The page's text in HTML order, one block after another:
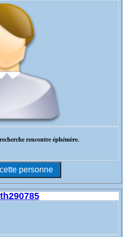
rencontre éphémère.